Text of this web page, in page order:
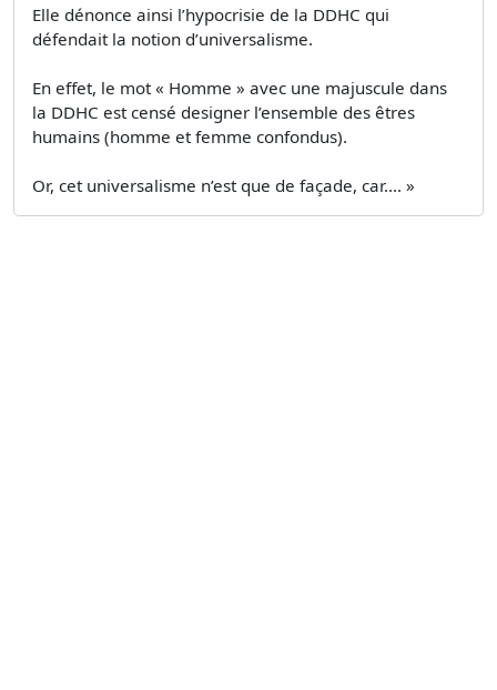
Elle dénonce ainsi l’hypocrisie de la DDHC qui
défendait la notion d’universalisme.
En effet, le mot « Homme » avec une majuscule dans
la DDHC est censé designer l’ensemble des êtres
humains (homme et femme confondus).
Or, cet universalisme n’est que de façade, car.... »